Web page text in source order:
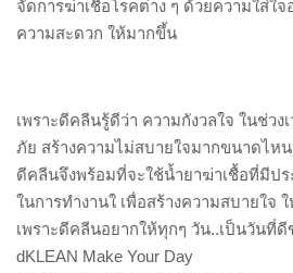
จัดการฆ่าเชื้อโรคต่าง ๆ ด้วยความใส่ใ
ความสะดวก ให้มากขึ้น
เพราะดีคลีนรู้ดีว่า ความกังวลใจ ในช่วง
ภัย สร้างความไม่สบายใจมากขนาดไหน
ดีคลีนจึงพร้อมที่จะใช้น้ำยาฆ่าเชื้อที่มีป
ในการทำงานใ เพื่อสร้างความสบายใจ
เพราะดีคลีนอยากให้ทุกๆ วัน..เป็นวันที่
dKLEAN Make Your Day